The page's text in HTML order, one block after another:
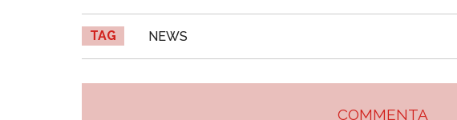
TAG NEWS
COMMENTA